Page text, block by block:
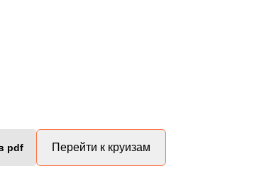
pdf Перейти к круизам